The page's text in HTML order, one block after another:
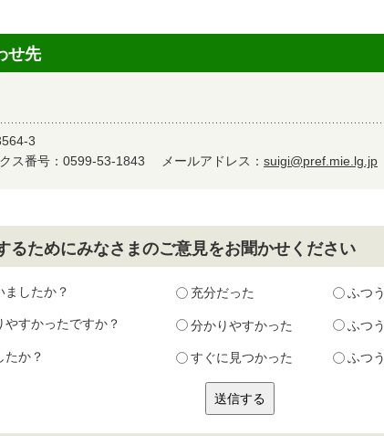
せ先
3
ス番号：0599-53-1843 メールアドレス： suigi@pref.mie.lg.jp
るためにみなさまのご意見をお聞かせください
ましたか？ 充分だった ふつう
すかったですか？ 分かりやすかった ふつう
たか？ すぐに見つかった ふつう